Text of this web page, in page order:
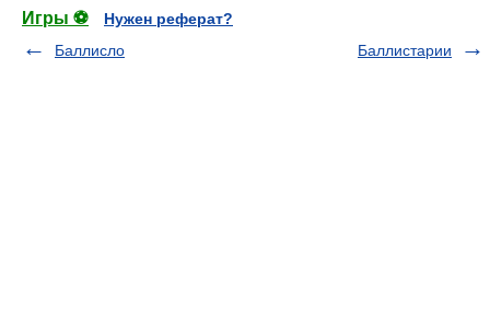
Игры ⚽
Нужен реферат?
Баллисло
Баллистарии